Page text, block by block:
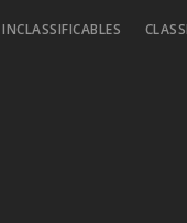
INCLASSIFICABLES